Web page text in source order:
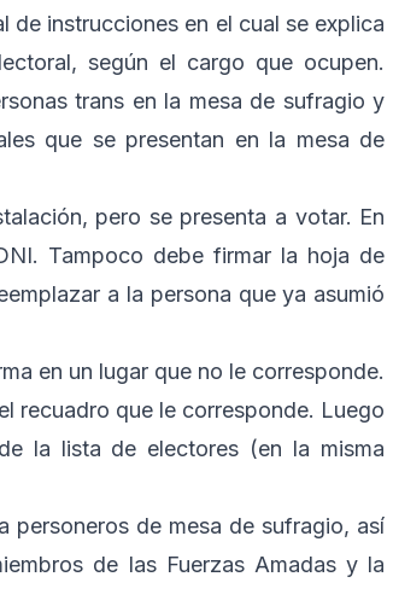
de instrucciones en el cual se explica
según el cargo que ocupen.
trans en la mesa de sufragio y
que se presentan en la mesa de
pero se presenta a votar. En
Tampoco debe firmar la hoja de
a la persona que ya asumió
en un lugar que no le corresponde.
recuadro que le corresponde. Luego
la lista de electores (en la misma
personeros de mesa de sufragio, así
de las Fuerzas Amadas y la